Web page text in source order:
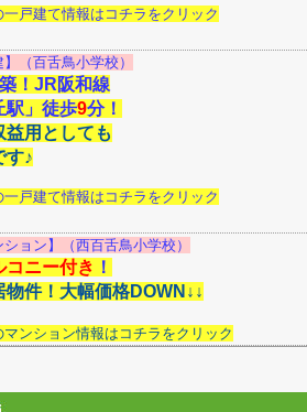
戸建て情報はコチラをクリック
】（百舌鳥小学校）
！JR阪和線
駅」徒歩9分！
益用としても
す♪
戸建て情報はコチラをクリック
ション】（西百舌鳥小学校）
コニー付き ！
物件！大幅価格DOWN↓↓
ンション情報はコチラをクリック